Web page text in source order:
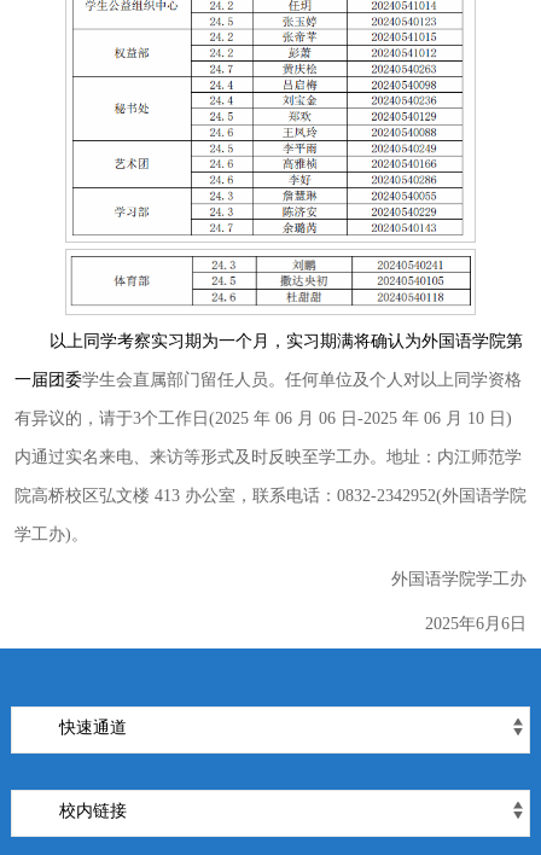
以上同学考察实习期为一个月，实习期满将确认为外国语学院第
一届团委学生会直属部门留任人员。任何单位及个人对以上同学资格
有异议的，请于3个工作日(2025 年 06 月 06 日-2025 年 06 月 10 日)
内通过实名来电、来访等形式及时反映至学工办。地址：内江师范学
院高桥校区弘文楼 413 办公室，联系电话：0832-2342952(外国语学院
学工办)。
外国语学院学工办
2025年6月6日
快速通道
校内链接